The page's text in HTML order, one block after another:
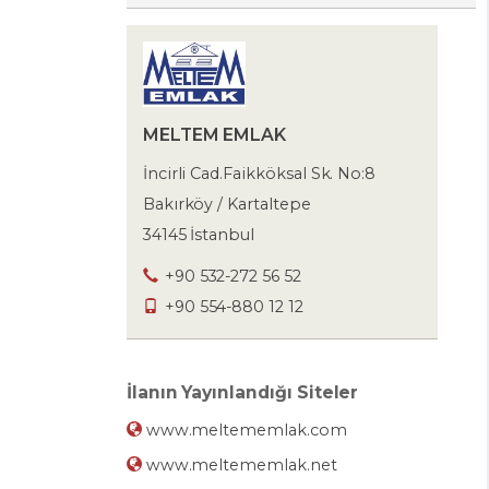
MELTEM EMLAK
İncirli Cad.Faikköksal Sk. No:8
Bakırköy / Kartaltepe
34145 İstanbul
+90 532-272 56 52
+90 554-880 12 12
İlanın Yayınlandığı Siteler
www.meltememlak.com
www.meltememlak.net